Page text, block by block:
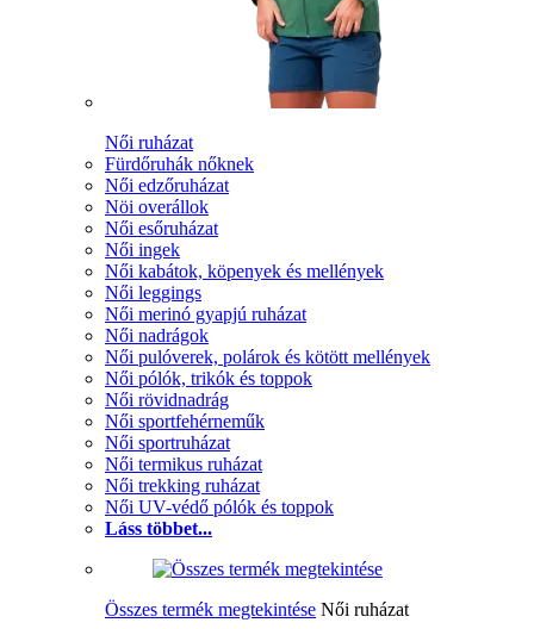
Női ruházat
Fürdőruhák nőknek
Női edzőruházat
Nöi overállok
Női esőruházat
Női ingek
Női kabátok, köpenyek és mellények
Női leggings
Női merinó gyapjú ruházat
Női nadrágok
Női pulóverek, polárok és kötött mellények
Női pólók, trikók és toppok
Női rövidnadrág
Női sportfehérneműk
Női sportruházat
Női termikus ruházat
Női trekking ruházat
Női UV-védő pólók és toppok
Láss többet...
Összes termék megtekintése Női ruházat